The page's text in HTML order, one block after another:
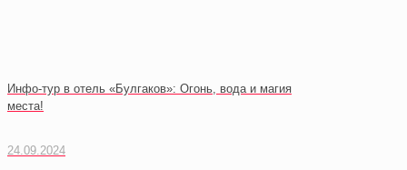
Инфо-тур в отель «Булгаков»: Огонь, вода и магия
места!
24.09.2024